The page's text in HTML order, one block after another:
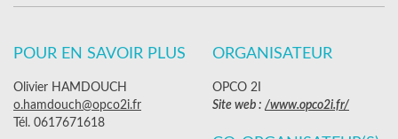
POUR EN SAVOIR PLUS
Olivier HAMDOUCH
o.hamdouch@opco2i.fr
Tél. 0617671618
ORGANISATEUR
OPCO 2I
Site web : /www.opco2i.fr/